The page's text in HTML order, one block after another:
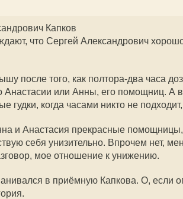
Капков
что Сергей Александрович
после того, как полтора-два часа
Анастасии или Анны, его помощниц. А
гудки, когда часами никто не
и Анастасия прекрасные
себя унизительно. Впрочем нет,
мое отношение к унижению.
в приёмную Капкова. О, если